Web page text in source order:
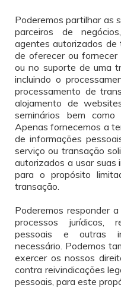
Poderemos partilhar as
parceiros de
agentes autorizados de
de oferecer ou fornecer
ou no suporte de uma
incluindo o
processamento de
alojamento de
seminários bem
Apenas fornecemos a
de informações
serviço ou transação
autorizados a usar suas
para o propósito
transação.
Poderemos responder
processos jurídicos,
pessoais e outras
necessário. Podemos
exercer os nossos
contra reivindicações
pessoais, para este